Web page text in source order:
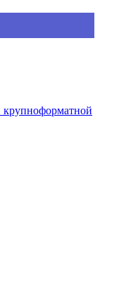
крупноформатной